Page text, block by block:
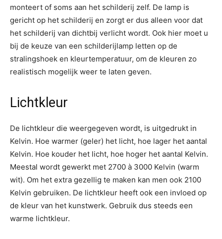
monteert of soms aan het schilderij zelf. De lamp is
gericht op het schilderij en zorgt er dus alleen voor dat
het schilderij van dichtbij verlicht wordt. Ook hier moet u
bij de keuze van een schilderijlamp letten op de
stralingshoek en kleurtemperatuur, om de kleuren zo
realistisch mogelijk weer te laten geven.
Lichtkleur
De lichtkleur die weergegeven wordt, is uitgedrukt in
Kelvin. Hoe warmer (geler) het licht, hoe lager het aantal
Kelvin. Hoe kouder het licht, hoe hoger het aantal Kelvin.
Meestal wordt gewerkt met 2700 à 3000 Kelvin (warm
wit). Om het extra gezellig te maken kan men ook 2100
Kelvin gebruiken. De lichtkleur heeft ook een invloed op
de kleur van het kunstwerk. Gebruik dus steeds een
warme lichtkleur.